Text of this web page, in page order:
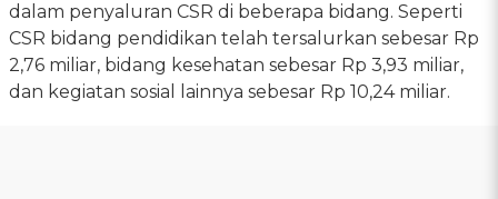
dalam penyaluran CSR di beberapa bidang. Seperti
CSR bidang pendidikan telah tersalurkan sebesar Rp
2,76 miliar, bidang kesehatan sebesar Rp 3,93 miliar,
dan kegiatan sosial lainnya sebesar Rp 10,24 miliar.